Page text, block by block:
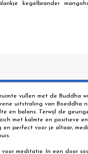
kegelbrander
vullen met de Buddha
uitstraling van Boeddha
en balans. Terwijl de
met kalmte en positieve
en perfect voor je altaar,
voor meditatie. In een door